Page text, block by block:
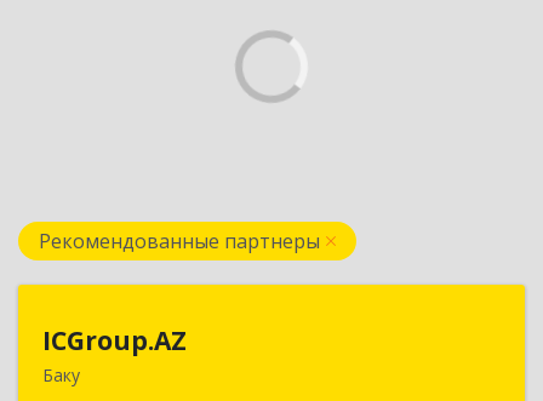
Рекомендованные партнеры
ICGroup.AZ
Баку